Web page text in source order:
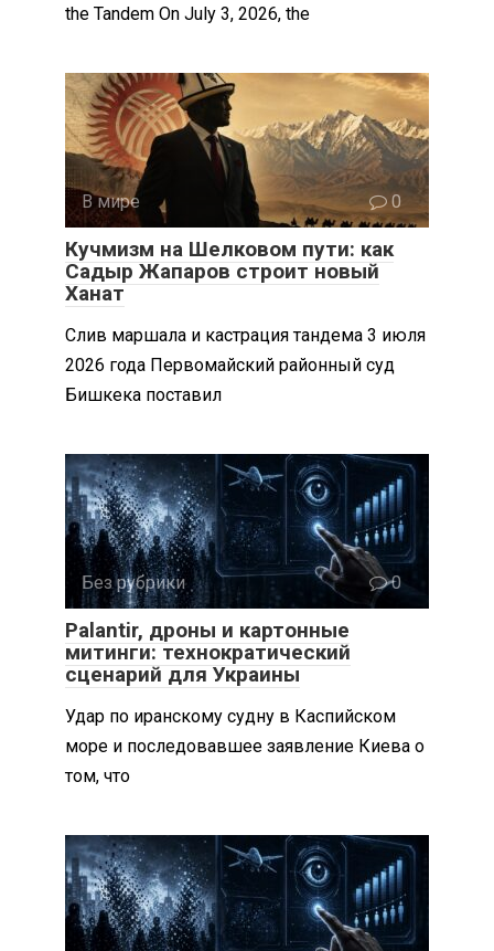
the Tandem On July 3, 2026, the
В мире 0
Кучмизм на Шелковом пути: как
Садыр Жапаров строит новый
Ханат
Слив маршала и кастрация тандема 3 июля
2026 года Первомайский районный суд
Бишкека поставил
Без рубрики 0
Palantir, дроны и картонные
митинги: технократический
сценарий для Украины
Удар по иранскому судну в Каспийском
море и последовавшее заявление Киева о
том, что